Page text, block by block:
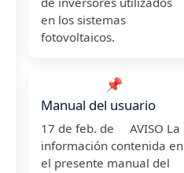
en los sistemas
fotovoltaicos.
📌
Manual del usuario
17 de feb. de AVISO La
información contenida en
el presente manual del